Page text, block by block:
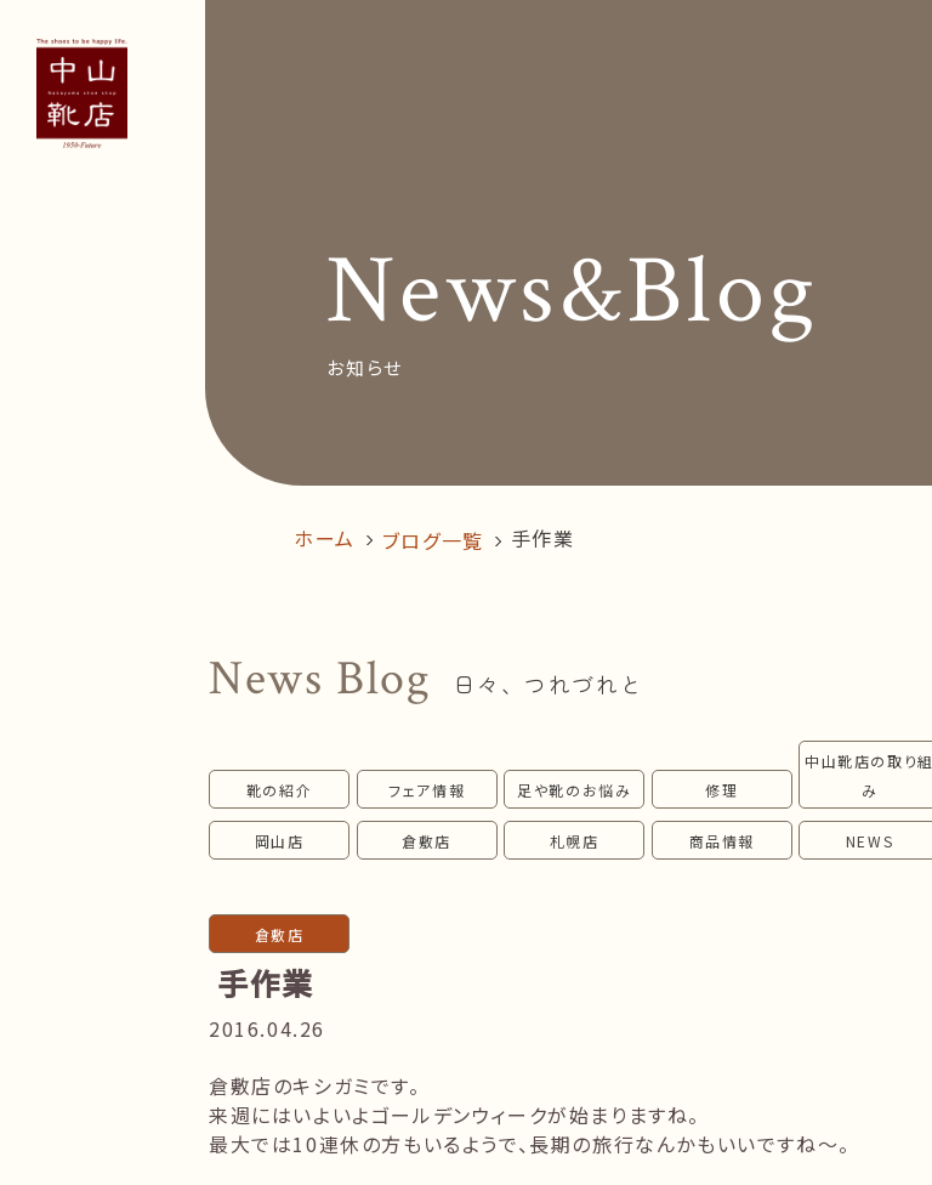
News&Blog お知らせ
Recruit 採用情報 Business trip
follow us!
News&Blog
お知らせ
ホーム ブログ一覧 手作業
News Blog 日々、つれづれと
靴の紹介 フェア情報 足や靴のお悩み 修理
中山靴店の取り組
み
岡山店 倉敷店 札幌店 商品情報 NEWS
倉敷店
手作業
2016.04.26
倉敷店のキシガミです。
来週にはいよいよゴールデンウィークが始まりますね。
最大では10連休の方もいるようで、長期の旅行なんかもいいですね〜。